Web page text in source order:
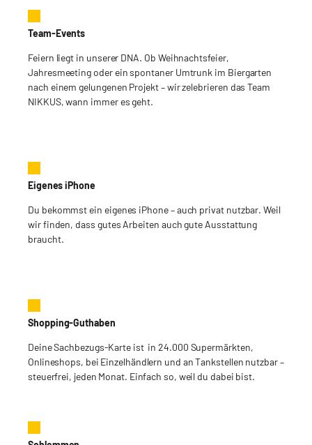
Team-Events
Feiern liegt in unserer DNA. Ob Weihnachtsfeier,
Jahresmeeting oder ein spontaner Umtrunk im Biergarten
nach einem gelungenen Projekt – wir zelebrieren das Team
NIKKUS, wann immer es geht.
Eigenes iPhone
Du bekommst ein eigenes iPhone – auch privat nutzbar. Weil
wir finden, dass gutes Arbeiten auch gute Ausstattung
braucht.
Shopping-Guthaben
Deine Sachbezugs-Karte ist in 24.000 Supermärkten,
Onlineshops, bei Einzelhändlern und an Tankstellen nutzbar –
steuerfrei, jeden Monat. Einfach so, weil du dabei bist.